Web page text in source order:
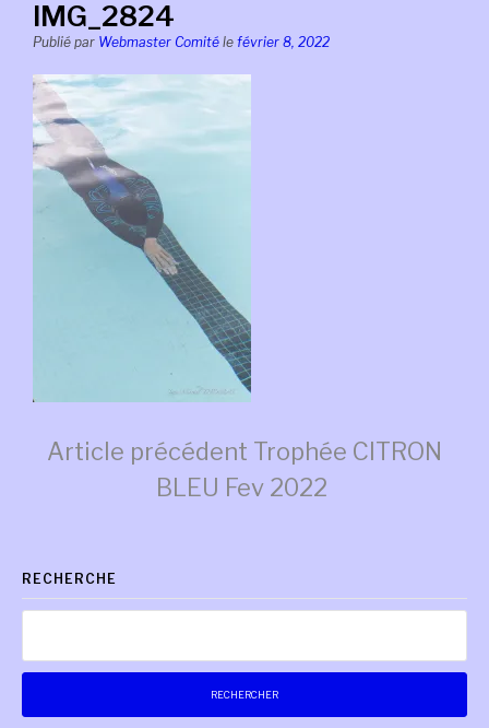
IMG_2824
Publié par Webmaster Comité le février 8, 2022
Lire
suite
Article précédent Trophée CITRON
BLEU Fev 2022
RECHERCHE